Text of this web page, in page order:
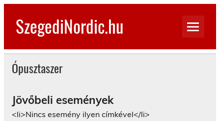
Skip
contentSzegediNordic.hu
Ópusztaszer
Jövőbeli események
<li>Nincs esemény ilyen címkével</li>